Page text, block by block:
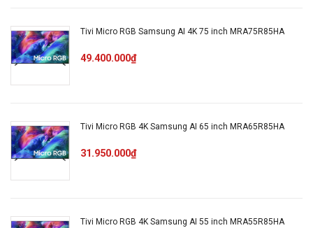
Số lượng loa
2CH
Âm thanh vòm
– Object Tracking Sound (OTS Lite)
– Q-symphony
Cổng kết nối
Kết nối Internet:Wifi 5
USB :USB-A x 1
Tivi Micro RGB Samsung AI 4K 75 inch MRA75R85HA
49.400.000₫
Tivi Micro RGB 4K Samsung AI 65 inch MRA65R85HA
31.950.000₫
Tivi Micro RGB 4K Samsung AI 55 inch MRA55R85HA